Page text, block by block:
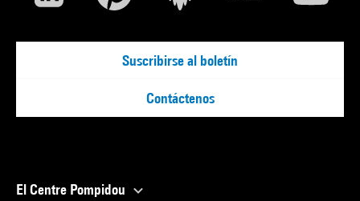
Suscribirse al boletín
Contáctenos
El Centre Pompidou